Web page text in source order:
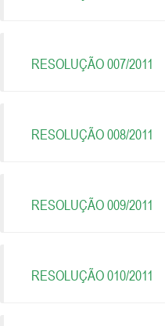
RESOLUÇÃO 007/2011
RESOLUÇÃO 008/2011
RESOLUÇÃO 009/2011
RESOLUÇÃO 010/2011